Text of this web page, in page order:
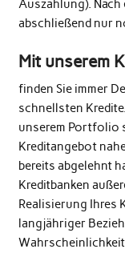
Auszahlung).
abschließend nur
Mit unserem
finden Sie immer
schnellsten
unserem Portfolio
Kreditangebot
bereits abgelehnt
Kreditbanken
Realisierung Ihres
langjähriger